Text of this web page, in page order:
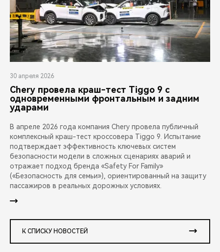
30 апреля 2026
Chery провела краш-тест Tiggo 9 с
одновременными фронтальным и задним
ударами
В апреле 2026 года компания Chery провела публичный
комплексный краш-тест кроссовера Tiggo 9. Испытание
подтверждает эффективность ключевых систем
безопасности модели в сложных сценариях аварий и
отражает подход бренда «Safety For Family»
(«Безопасность для семьи»), ориентированный на защиту
пассажиров в реальных дорожных условиях.
К СПИСКУ НОВОСТЕЙ